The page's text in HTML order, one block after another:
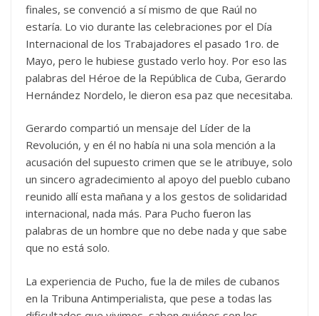
finales, se convenció a sí mismo de que Raúl no
estaría. Lo vio durante las celebraciones por el Día
Internacional de los Trabajadores el pasado 1ro. de
Mayo, pero le hubiese gustado verlo hoy. Por eso las
palabras del Héroe de la República de Cuba, Gerardo
Hernández Nordelo, le dieron esa paz que necesitaba.
Gerardo compartió un mensaje del Líder de la
Revolución, y en él no había ni una sola mención a la
acusación del supuesto crimen que se le atribuye, solo
un sincero agradecimiento al apoyo del pueblo cubano
reunido allí esta mañana y a los gestos de solidaridad
internacional, nada más. Para Pucho fueron las
palabras de un hombre que no debe nada y que sabe
que no está solo.
La experiencia de Pucho, fue la de miles de cubanos
en la Tribuna Antimperialista, que pese a todas las